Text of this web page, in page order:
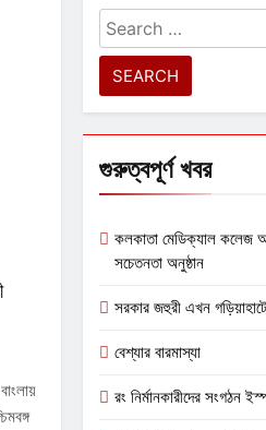
Search
for:
গুরুত্বপূর্ণ খবর
কলকাতা মেডিক্যাল কলেজ
সচেতনতা অনুষ্ঠান
সরকার জহুরী এখন গড়িয়াহাটে
বেশ্যার বারমাস্যা
রং নির্মানকারীদের সংগঠন